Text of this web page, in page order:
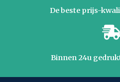
De beste prijs-
Binnen 24u